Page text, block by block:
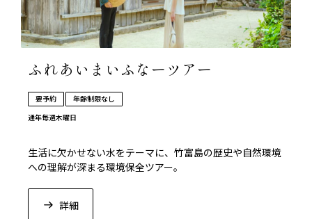
ふれあいまいふなーツアー
要予約
年齢制限なし
通年毎週木曜日
生活に欠かせない水をテーマに、竹富島の歴史や自然環境
への理解が深まる環境保全ツアー。
詳細